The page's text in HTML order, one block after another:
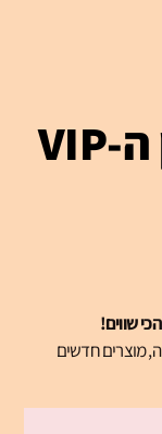
הצטרפו למועדון ה-VIP
מוצרים חדשים